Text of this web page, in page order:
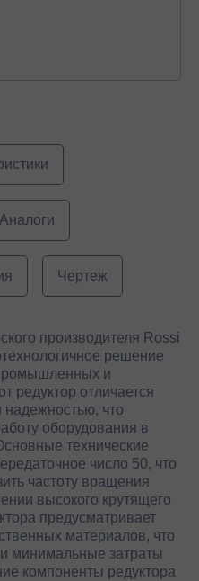
Аналоги
Чертеж
производителя Rossi
решение
и
редуктор отличается
что
оборудования в
технические
число 50, что
частоту вращения
высокого крутящего
предусматривает
материалов, что
и минимальные затраты
компоненты редуктора